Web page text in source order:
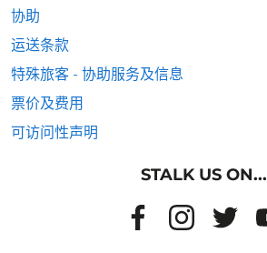
协助
运送条款
特殊旅客 - 协助服务及信息
票价及费用
可访问性声明
STALK US ON...